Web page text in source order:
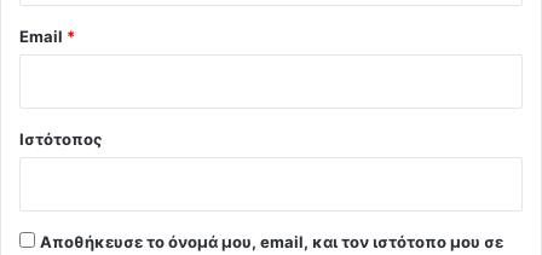
Email *
Ιστότοπος
Αποθήκευσε το όνομά μου, email, και τον ιστότοπο μου σε